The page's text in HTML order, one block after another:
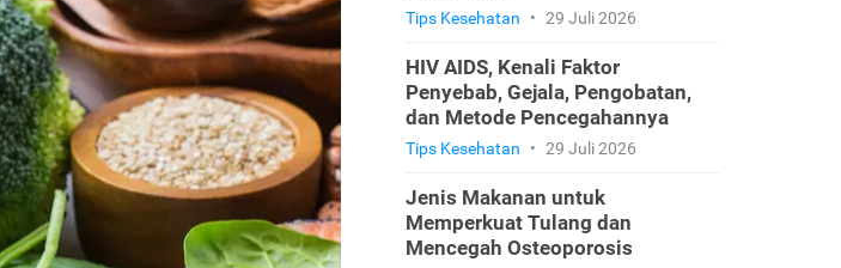
Tips Kesehatan • 29 Juli 2026
HIV AIDS, Kenali Faktor
Penyebab, Gejala, Pengobatan,
dan Metode Pencegahannya
Tips Kesehatan • 29 Juli 2026
Jenis Makanan untuk
Memperkuat Tulang dan
Mencegah Osteoporosis